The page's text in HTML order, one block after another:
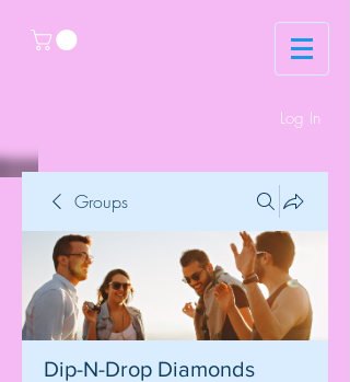
Log In
Groups
Dip-N-Drop Diamonds